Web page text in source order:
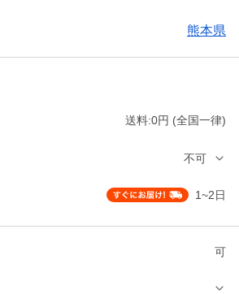
熊本県
送料:0円 (全国一律)
不可
1~2日
可